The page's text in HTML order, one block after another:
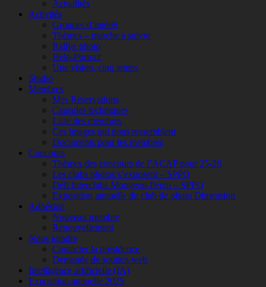
Actualités
Activités
Groupes d’intérêt
Thèmes – marche à suivre
Rallye photo
Help-Portrait
Une vision, cinq temps
Studio
Membres
Mes Réservations
Capsules techniques
Liste des membres
Ces images qui nous ressemblent
Documents pour les membres
Concours
Thèmes des concours de l’ACAP pour 25-26
Les clubs photos s’exposent – SPPQ
Défi Interclubs Mongeon-Pépin – SPPQ
Exposition annuelle du club de photo Dimension
Adhésion
Nouveau membre
Renouvellement
Nous joindre
Contacter la présidence
Demande de soutien web
Intelligence artificielle (IA)
Exposition annuelle 2025